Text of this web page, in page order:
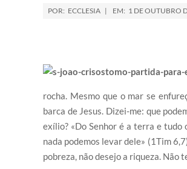
POR: ECCLESIA EM: 1 DE OUTUBRO
rocha. Mesmo que o mar se
barca de Jesus. Dizei-me: que
exílio? «Do Senhor é a terra e tudo
nada podemos levar dele» (1Tim
pobreza, não desejo a riqueza. Não